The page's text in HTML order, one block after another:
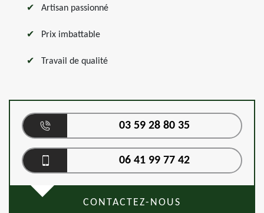
Artisan passionné
Prix imbattable
Travail de qualité
03 59 28 80 35
06 41 99 77 42
CONTACTEZ-NOUS